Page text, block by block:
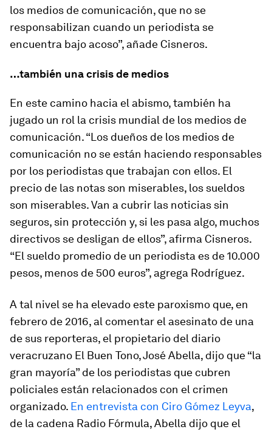
los medios de comunicación, que no se
responsabilizan cuando un periodista se
encuentra bajo acoso”, añade Cisneros.
…también una crisis de medios
En este camino hacia el abismo, también ha
jugado un rol la crisis mundial de los medios de
comunicación. “Los dueños de los medios de
comunicación no se están haciendo responsables
por los periodistas que trabajan con ellos. El
precio de las notas son miserables, los sueldos
son miserables. Van a cubrir las noticias sin
seguros, sin protección y, si les pasa algo, muchos
directivos se desligan de ellos”, afirma Cisneros.
“El sueldo promedio de un periodista es de 10.000
pesos, menos de 500 euros”, agrega Rodríguez.
A tal nivel se ha elevado este paroxismo que, en
febrero de 2016, al comentar el asesinato de una
de sus reporteras, el propietario del diario
veracruzano El Buen Tono, José Abella, dijo que “la
gran mayoría” de los periodistas que cubren
policiales están relacionados con el crimen
organizado. En entrevista con Ciro Gómez Leyva,
de la cadena Radio Fórmula, Abella dijo que el